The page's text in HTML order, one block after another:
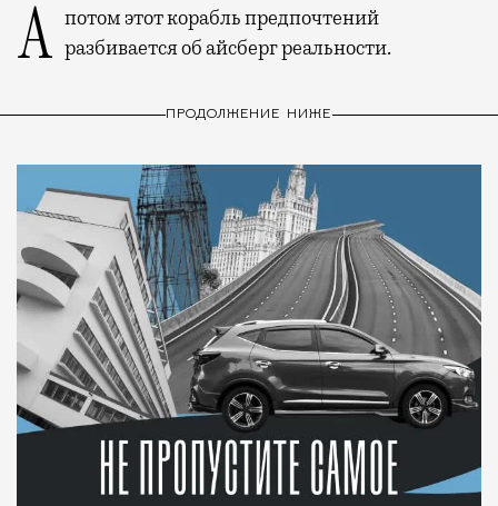
А потом этот корабль предпочтений разбивается об айсберг реальности.
ПРОДОЛЖЕНИЕ НИЖЕ